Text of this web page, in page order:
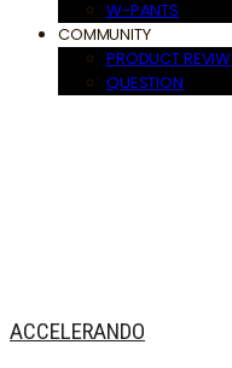
W-PANTS
COMMUNITY
PRODUCT REVIW
QUESTION
ACCELERANDO